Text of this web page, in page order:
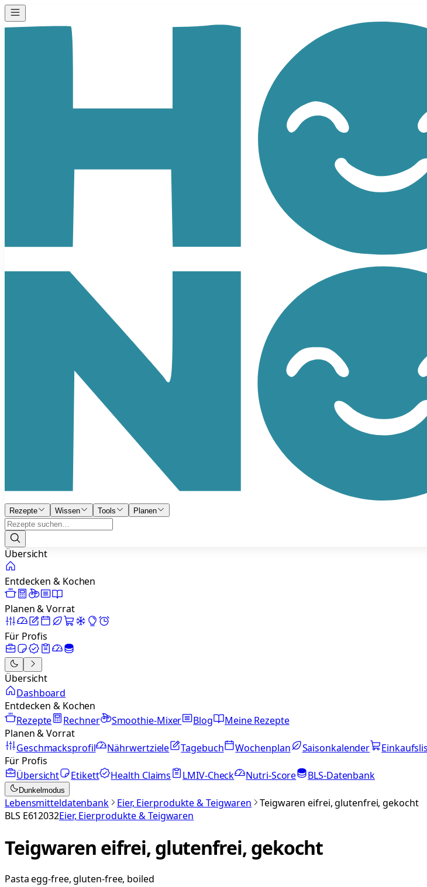
Rezepte Wissen Tools Planen
Übersicht
Entdecken & Kochen
Planen & Vorrat
Für Profis
Übersicht
Dashboard
Entdecken & Kochen
Rezepte
Rechner Smoothie-Mixer Blog
Meine Rezepte
Planen & Vorrat
Geschmacksprofil
Nährwertziele Tagebuch Wochenplan Saisonkalender
Für Profis
Übersicht
Etikett Health Claims LMIV-Check Nutri-Score BLS-Datenbank
Dunkelmodus
Lebensmitteldatenbank Eier, Eierprodukte & Teigwaren
Teigwaren eifrei, glutenfrei, gekocht
BLS E612032Eier, Eierprodukte & Teigwaren
Teigwaren eifrei, glutenfrei, gekocht
Pasta egg-free, gluten-free, boiled